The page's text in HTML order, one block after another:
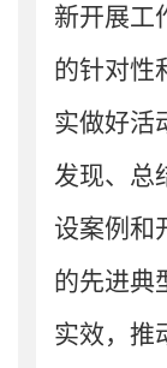
新开展工
的针对性
实做好活
发现、总
设案例和
的先进典
实效，推